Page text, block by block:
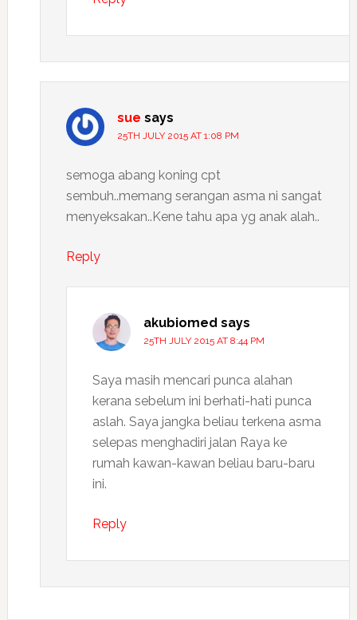
sue says
25TH JULY 2015 AT 1:08 PM
semoga abang koning cpt
sembuh..memang serangan asma ni sangat
menyeksakan..Kene tahu apa yg anak alah..
Reply
akubiomed says
25TH JULY 2015 AT 8:44 PM
Saya masih mencari punca alahan
kerana sebelum ini berhati-hati punca
aslah. Saya jangka beliau terkena asma
selepas menghadiri jalan Raya ke
rumah kawan-kawan beliau baru-baru
ini.
Reply